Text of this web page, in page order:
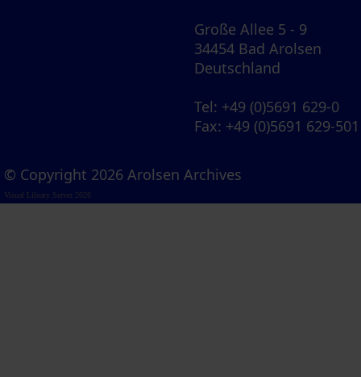
Große Allee 5 - 9
34454 Bad Arolsen
Deutschland
Tel: +49 (0)5691 629-0
Fax: +49 (0)5691 629-501
© Copyright 2026 Arolsen Archives
Visual Library Server 2026